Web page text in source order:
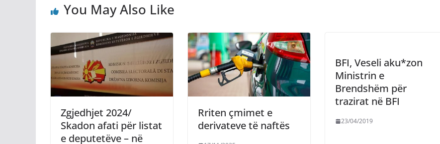
You May Also Like
Zgjedhjet 2024/
Skadon afati për listat
e deputetëve – në
Rriten çmimet e
derivateve të naftës
BFI, Veseli aku*zon
Ministrin e
Brendshëm për
trazirat në BFI
23/04/2019